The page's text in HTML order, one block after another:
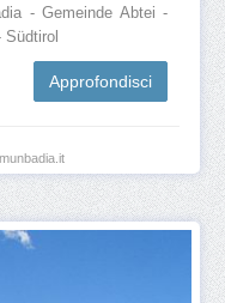
- Gemeinde Abtei -
Approfondisci